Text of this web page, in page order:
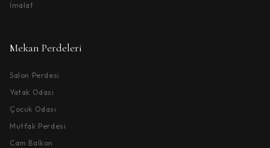
İmalat
Mekan Perdeleri
Salon Perdesi
Yatak Odası
Çocuk Odası
Mutfak Perdesi
Cam Balkon